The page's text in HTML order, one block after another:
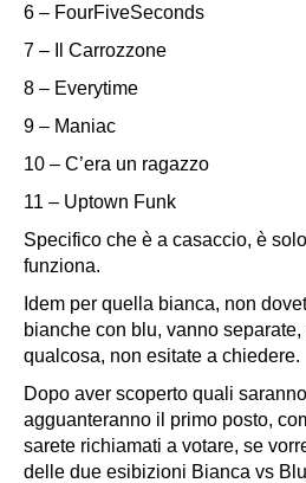
6 – FourFiveSeconds
7 – Il Carrozzone
8 – Everytime
9 – Maniac
10 – C’era un ragazzo
11 – Uptown Funk
Specifico che è a casaccio, è
funziona.
Idem per quella bianca, non
bianche con blu, vanno
qualcosa, non esitate a chiedere.
Dopo aver scoperto quali
agguanteranno il primo posto,
sarete richiamati a votare, se
delle due esibizioni Bianca vs